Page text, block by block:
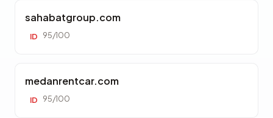
sahabatgroup.com
ID 95/100
medanrentcar.com
ID 95/100